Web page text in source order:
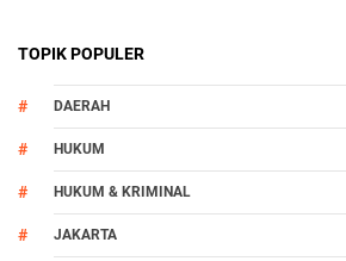
TOPIK POPULER
DAERAH
HUKUM
HUKUM & KRIMINAL
JAKARTA